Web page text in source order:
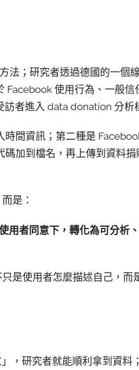
法；研究者透過德國的一個
Facebook 使用行為、一般信
者進入 data donation 分析
間資訊；第二種是
加到檔名，再上傳到資料
是：
用者同意下，轉化為可分析
是使用者怎麼描述自己，而
，研究者就能順利拿到資料